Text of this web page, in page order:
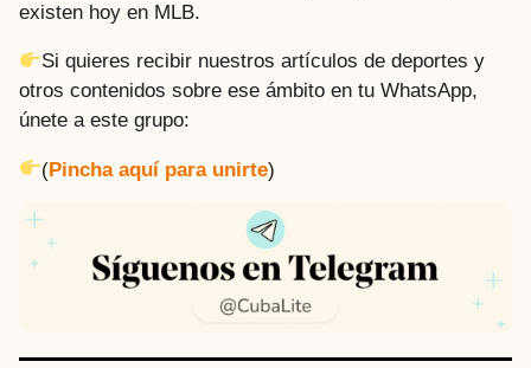
existen hoy en MLB.
Si quieres recibir nuestros artículos de deportes y
otros contenidos sobre ese ámbito en tu WhatsApp,
únete a este grupo:
(Pincha aquí para unirte)